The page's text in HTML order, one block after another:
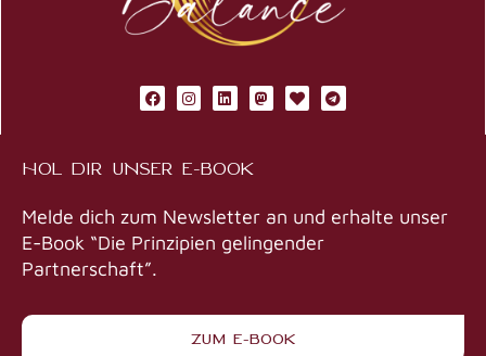
F
a
o
I
n
g
m
L
i
d
M
a
H
e
T
e
HOL DIR UNSER E-BOOK
Melde dich zum Newsletter an und erhalte unser
E-Book “Die Prinzipien gelingender
Partnerschaft”.
ZUM E-BOOK